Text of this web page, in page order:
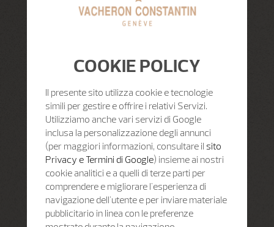
COOKIE POLICY
Il presente sito utilizza cookie e tecnologie
simili per gestire e offrire i relativi Servizi.
Utilizziamo anche vari servizi di Google
inclusa la personalizzazione degli annunci
(per maggiori informazioni, consultare il sito
Privacy e Termini di Google) insieme ai nostri
cookie analitici e a quelli di terze parti per
comprendere e migliorare l'esperienza di
navigazione dell'utente e per inviare materiale
pubblicitario in linea con le preferenze